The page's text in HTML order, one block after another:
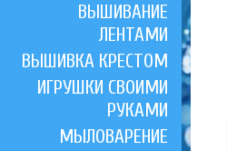
ВЫШИВАНИЕ
ЛЕНТАМИ
ВЫШИВКА КРЕСТОМ
ИГРУШКИ СВОИМИ
РУКАМИ
МЫЛОВАРЕНИЕ